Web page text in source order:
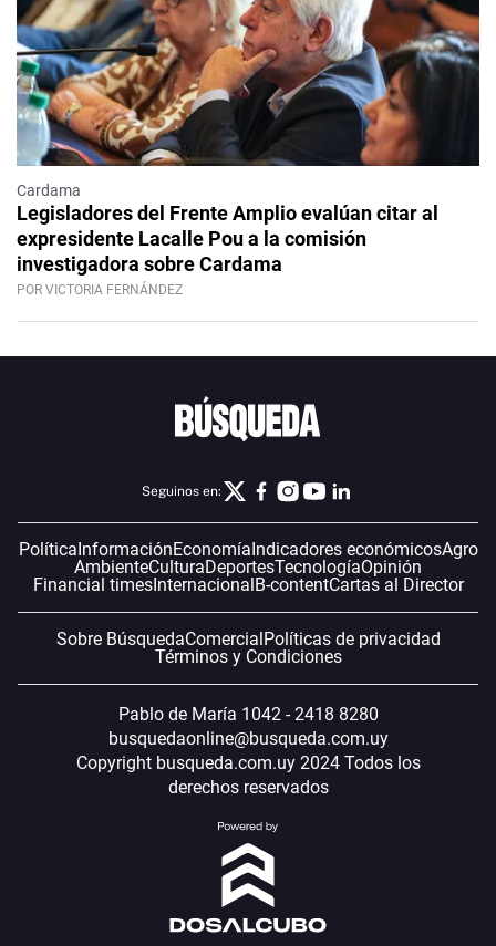
Cardama
Legisladores del Frente Amplio evalúan citar al
expresidente Lacalle Pou a la comisión
investigadora sobre Cardama
POR VICTORIA FERNÁNDEZ
Seguinos en:
PolíticaInformaciónEconomíaIndicadores económicosAgro
AmbienteCulturaDeportesTecnologíaOpinión
Financial timesInternacionalB-contentCartas al Director
Sobre BúsquedaComercialPolíticas de privacidad
Términos y Condiciones
Pablo de María 1042 - 2418 8280
busquedaonline@busqueda.com.uy
Copyright busqueda.com.uy 2024 Todos los
derechos reservados